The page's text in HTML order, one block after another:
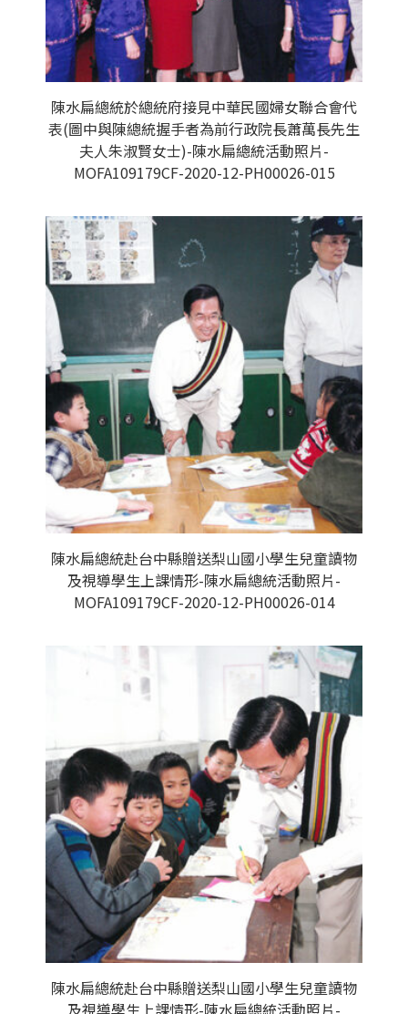
陳水扁總統於總統府接見中華民國婦女聯合會代
表(圖中與陳總統握手者為前行政院長蕭萬長先生
夫人朱淑賢女士)-陳水扁總統活動照片-
MOFA109179CF-2020-12-PH00026-015
陳水扁總統赴台中縣贈送梨山國小學生兒童讀物
及視導學生上課情形-陳水扁總統活動照片-
MOFA109179CF-2020-12-PH00026-014
陳水扁總統赴台中縣贈送梨山國小學生兒童讀物
及視導學生上課情形-陳水扁總統活動照片-